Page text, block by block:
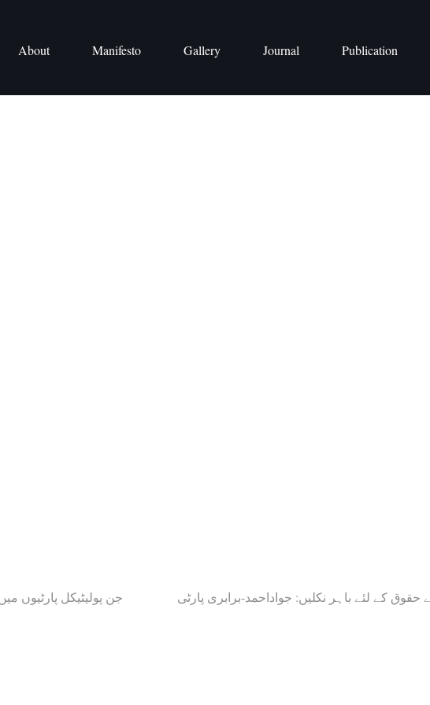
About Manifesto Gallery Journal Publication
جن پولیٹیکل پارٹیوں